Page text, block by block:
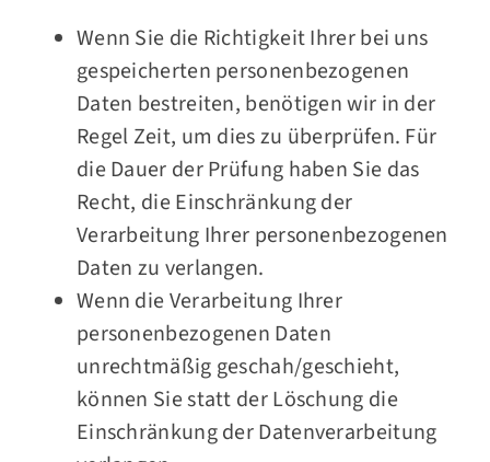
Wenn Sie die Richtigkeit Ihrer bei uns
gespeicherten personenbezogenen
Daten bestreiten, benötigen wir in der
Regel Zeit, um dies zu überprüfen. Für
die Dauer der Prüfung haben Sie das
Recht, die Einschränkung der
Verarbeitung Ihrer personenbezogenen
Daten zu verlangen.
Wenn die Verarbeitung Ihrer
personenbezogenen Daten
unrechtmäßig geschah/geschieht,
können Sie statt der Löschung die
Einschränkung der Datenverarbeitung